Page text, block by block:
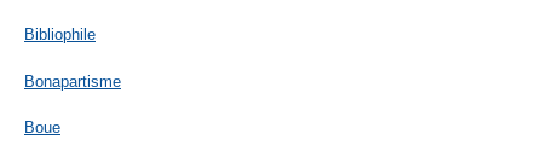
Bibliophile
Bonapartisme
Boue